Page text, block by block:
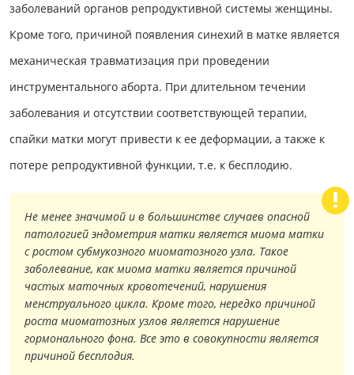
заболеваний органов репродуктивной системы женщины.
Кроме того, причиной появления синехий в матке является
механическая травматизация при проведении
инструментального аборта. При длительном течении
заболевания и отсутствии соответствующей терапии,
спайки матки могут привести к ее деформации, а также к
потере репродуктивной функции, т.е. к бесплодию.
Не менее значимой и в большинстве случаев опасной
патологией эндометрия матки является миома матки
с ростом субмукозного миоматозного узла. Такое
заболевание, как миома матки является причиной
частых маточных кровотечений, нарушения
менструального цикла. Кроме того, нередко причиной
роста миоматозных узлов является нарушение
гормонального фона. Все это в совокупности является
причиной бесплодия.